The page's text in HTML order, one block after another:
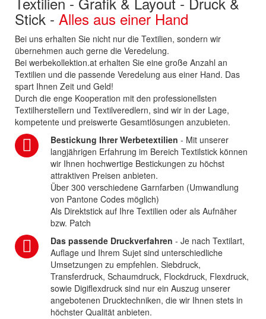
Stick - Alles aus einer Hand
Bei uns erhalten Sie nicht nur die Textilien, sondern wir
übernehmen auch gerne die Veredelung.
Bei werbekollektion.at erhalten Sie eine große Anzahl an
Textilien und die passende Veredelung aus einer Hand. Das
spart Ihnen Zeit und Geld!
Durch die enge Kooperation mit den professionellsten
Textilherstellern und Textilveredlern, sind wir in der Lage,
kompetente und preiswerte Gesamtlösungen anzubieten.
Bestickung Ihrer Werbetextilien - Mit unserer
langjährigen Erfahrung im Bereich Textilstick können
wir Ihnen hochwertige Bestickungen zu höchst
attraktiven Preisen anbieten.
Über 300 verschiedene Garnfarben (Umwandlung
von Pantone Codes möglich)
Als Direktstick auf Ihre Textilien oder als Aufnäher
bzw. Patch
Das passende Druckverfahren - Je nach Textilart,
Auflage und Ihrem Sujet sind unterschiedliche
Umsetzungen zu empfehlen. Siebdruck,
Transferdruck, Schaumdruck, Flockdruck, Flexdruck,
sowie Digiflexdruck sind nur ein Auszug unserer
angebotenen Drucktechniken, die wir Ihnen stets in
höchster Qualität anbieten.